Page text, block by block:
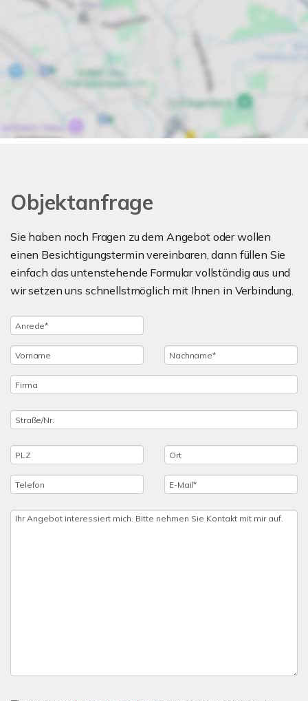
Objektanfrage
Sie haben noch Fragen zu dem Angebot oder wollen
einen Besichtigungstermin vereinbaren, dann füllen Sie
einfach das untenstehende Formular vollständig aus und
wir setzen uns schnellstmöglich mit Ihnen in Verbindung.